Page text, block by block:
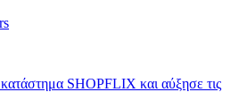
SHOPFLIX και αύξησε τις